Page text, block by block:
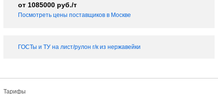
от 1085000 руб./т
Посмотреть цены поставщиков в Москве
ГОСТы и ТУ на лист/рулон г/к из нержавейки
Тарифы